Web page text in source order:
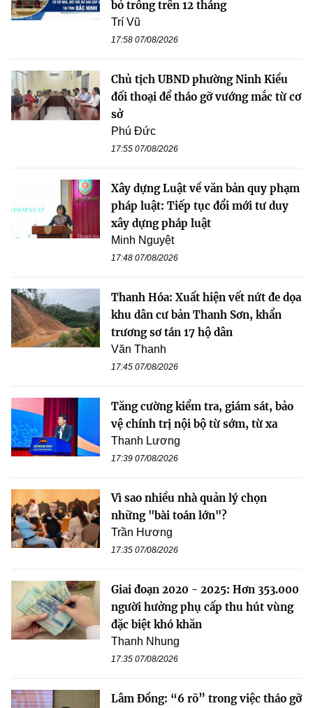
bỏ trống trên 12 tháng
Trí Vũ
17:58 07/08/2026
Chủ tịch UBND phường Ninh Kiều
đối thoại để tháo gỡ vướng mắc từ cơ
sở
Phú Đức
17:55 07/08/2026
Xây dựng Luật về văn bản quy phạm
pháp luật: Tiếp tục đổi mới tư duy
xây dựng pháp luật
Minh Nguyệt
17:48 07/08/2026
Thanh Hóa: Xuất hiện vết nứt đe dọa
khu dân cư bản Thanh Sơn, khẩn
trương sơ tán 17 hộ dân
Văn Thanh
17:45 07/08/2026
Tăng cường kiểm tra, giám sát, bảo
vệ chính trị nội bộ từ sớm, từ xa
Thanh Lương
17:39 07/08/2026
Vì sao nhiều nhà quản lý chọn
những "bài toán lớn"?
Trần Hương
17:35 07/08/2026
Giai đoạn 2020 - 2025: Hơn 353.000
người hưởng phụ cấp thu hút vùng
đặc biệt khó khăn
Thanh Nhung
17:35 07/08/2026
Lâm Đồng: “6 rõ” trong việc tháo gỡ